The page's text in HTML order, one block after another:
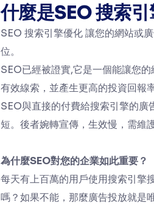
什麼是SEO 搜索
SEO 搜索引擎優化 讓您的網站或
位。
SEO已經被證實,它是一個能讓您
有效線索，並產生更高的投資回報
SEO與直接的付費給搜索引擎的廣
短。後者婉轉宣傳，生效慢，需維
為什麼SEO對您的企業如此重要？
每天有上百萬的用戶使用搜索引擎
嗎？如果不能，那麼廣告投放就是